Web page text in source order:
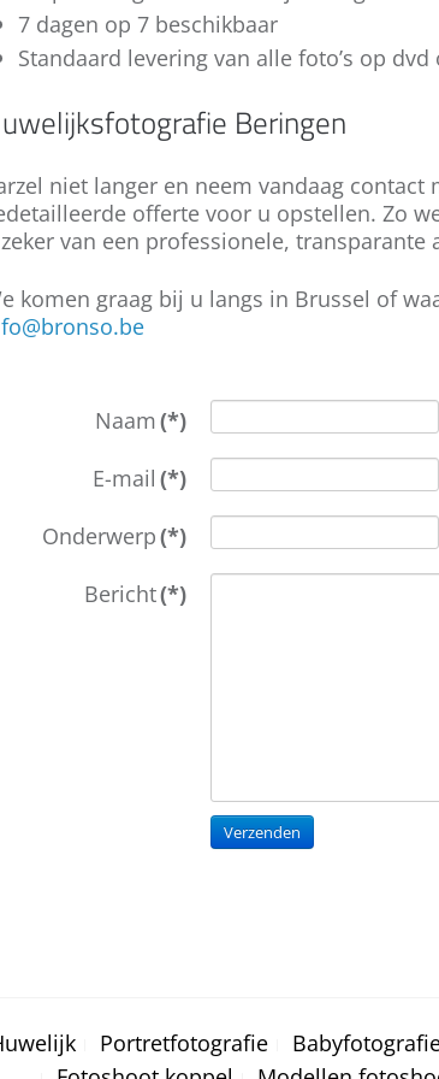
uit jaren ervaring met diverse stijlen over
heel België.
7 dagen op 7 beschikbaar
Standaard levering van alle foto’s op dvd
Beringen
niet langer en neem vandaag
offerte voor u opstellen. Zo
van een professionele, transparante
komen graag bij u langs in Brussel of
Naam(*)
E-mail (*)
Onderwerp(*)
Bericht(*)
Portretfotografie